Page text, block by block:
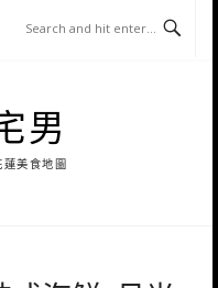
男
美食地圖